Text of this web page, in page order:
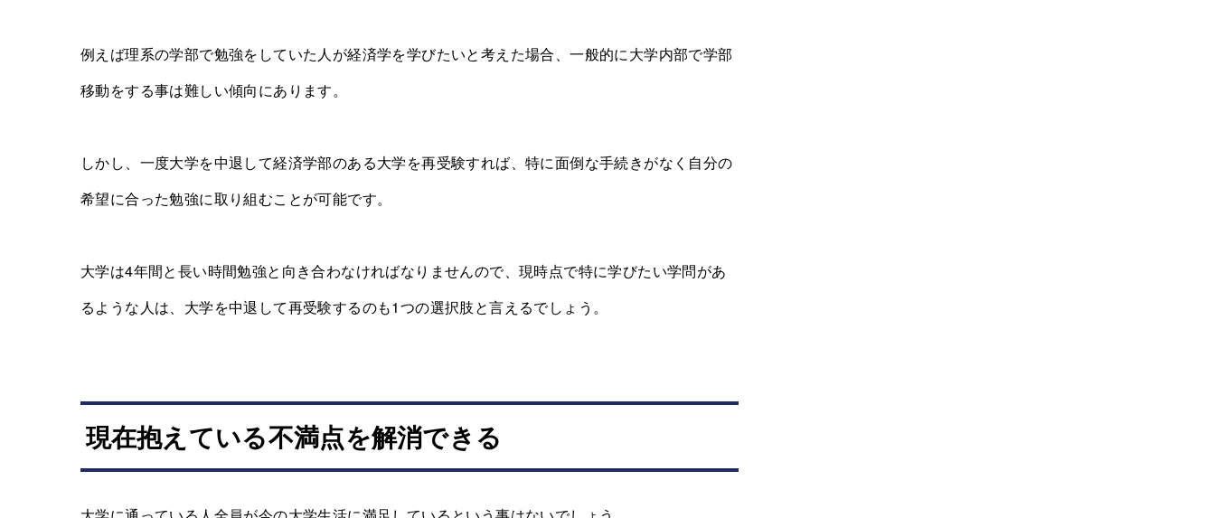
例えば理系の学部で勉強をしていた人が経済学を学びたいと考えた場合、一般的に大学内部で学部
移動をする事は難しい傾向にあります。
しかし、一度大学を中退して経済学部のある大学を再受験すれば、特に面倒な手続きがなく自分の
希望に合った勉強に取り組むことが可能です。
大学は4年間と長い時間勉強と向き合わなければなりませんので、現時点で特に学びたい学問があ
るような人は、大学を中退して再受験するのも1つの選択肢と言えるでしょう。
現在抱えている不満点を解消できる